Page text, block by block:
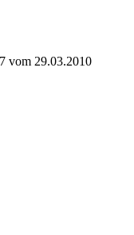
29.03.2010
dt/ha